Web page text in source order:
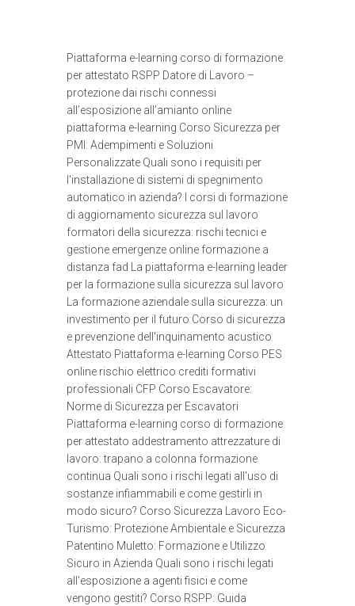
Piattaforma e-learning corso di formazione
per attestato RSPP Datore di Lavoro –
protezione dai rischi connessi
all’esposizione all’amianto online
piattaforma e-learning Corso Sicurezza per
PMI: Adempimenti e Soluzioni
Personalizzate Quali sono i requisiti per
l'installazione di sistemi di spegnimento
automatico in azienda? I corsi di formazione
di aggiornamento sicurezza sul lavoro
formatori della sicurezza: rischi tecnici e
gestione emergenze online formazione a
distanza fad La piattaforma e-learning leader
per la formazione sulla sicurezza sul lavoro
La formazione aziendale sulla sicurezza: un
investimento per il futuro Corso di sicurezza
e prevenzione dell'inquinamento acustico
Attestato Piattaforma e-learning Corso PES
online rischio elettrico crediti formativi
professionali CFP Corso Escavatore:
Norme di Sicurezza per Escavatori
Piattaforma e-learning corso di formazione
per attestato addestramento attrezzature di
lavoro: trapano a colonna formazione
continua Quali sono i rischi legati all'uso di
sostanze infiammabili e come gestirli in
modo sicuro? Corso Sicurezza Lavoro Eco-
Turismo: Protezione Ambientale e Sicurezza
Patentino Muletto: Formazione e Utilizzo
Sicuro in Azienda Quali sono i rischi legati
all'esposizione a agenti fisici e come
vengono gestiti? Corso RSPP: Guida